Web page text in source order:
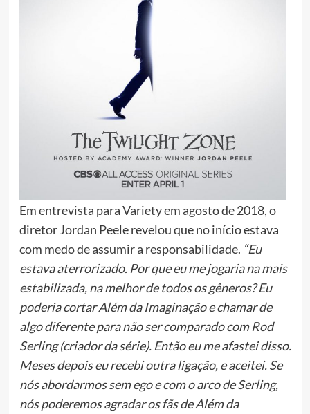
Em entrevista para Variety em agosto de 2018, o
diretor Jordan Peele revelou que no início estava
com medo de assumir a responsabilidade. “Eu
estava aterrorizado. Por que eu me jogaria na mais
estabilizada, na melhor de todos os gêneros? Eu
poderia cortar Além da Imaginação e chamar de
algo diferente para não ser comparado com Rod
Serling (criador da série). Então eu me afastei disso.
Meses depois eu recebi outra ligação, e aceitei. Se
nós abordarmos sem ego e com o arco de Serling,
nós poderemos agradar os fãs de Além da